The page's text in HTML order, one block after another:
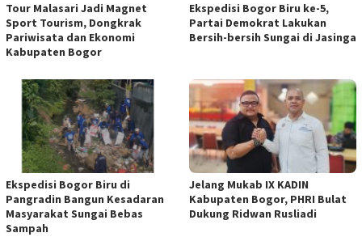
Tour Malasari Jadi Magnet
Sport Tourism, Dongkrak
Pariwisata dan Ekonomi
Kabupaten Bogor
Ekspedisi Bogor Biru ke-5,
Partai Demokrat Lakukan
Bersih-bersih Sungai di Jasinga
Ekspedisi Bogor Biru di
Pangradin Bangun Kesadaran
Masyarakat Sungai Bebas
Sampah
Jelang Mukab IX KADIN
Kabupaten Bogor, PHRI Bulat
Dukung Ridwan Rusliadi